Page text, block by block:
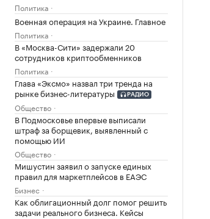
Политика
Военная операция на Украине. Главное
Политика
В «Москва-Сити» задержали 20
сотрудников криптообменников
Политика
Глава «Эксмо» назвал три тренда на
рынке бизнес-литературы
РАДИО
Общество
В Подмосковье впервые выписали
штраф за борщевик, выявленный с
помощью ИИ
Общество
Мишустин заявил о запуске единых
правил для маркетплейсов в ЕАЭС
Бизнес
Как облигационный долг помог решить
задачи реального бизнеса. Кейсы